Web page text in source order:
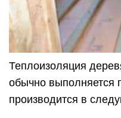
Теплоизоляция
обычно выполняется
производится в